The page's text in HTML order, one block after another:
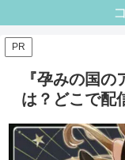
PR
『孕みの国
は？どこで配